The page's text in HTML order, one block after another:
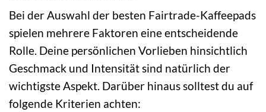
Bei der Auswahl der besten Fairtrade-Kaffeepads
spielen mehrere Faktoren eine entscheidende
Rolle. Deine persönlichen Vorlieben hinsichtlich
Geschmack und Intensität sind natürlich der
wichtigste Aspekt. Darüber hinaus solltest du auf
folgende Kriterien achten: